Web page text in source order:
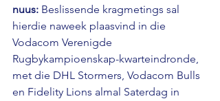
nuus: Beslissende kragmetings sal
hierdie naweek plaasvind in die
Vodacom Verenigde
Rugbykampioenskap-kwarteindronde,
met die DHL Stormers, Vodacom Bulls
en Fidelity Lions almal Saterdag in